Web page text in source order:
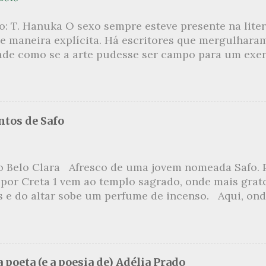
T. Hanuka O sexo sempre esteve presente na
maneira explícita. Há escritores que
como se a arte pudesse ser campo para um
um conjunto de livros nos quais os escritores se
de um livro chamado Pourquoi le Brésil ?, tem
figuras que se filiam à tradição da qual faz parte
uma narrativa que recupera a relação
, outra obra sua, já inicia com uma felação
penetração anal an...
de Safo
Belo Clara Afresco de uma jovem nomeada Safo.
Creta 1 vem ao templo sagrado, onde mais
e do altar sobe um perfume de incenso. Aqui,
onde todas as flores da primavera abrem e os
(e a poesia de) Adélia Prado